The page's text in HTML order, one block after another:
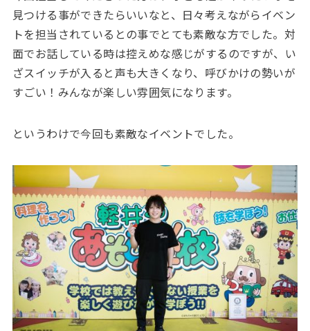
見つける事ができたらいいなと、日々考えながらイベン
トを担当されているとの事でとても素敵な方でした。対
面でお話している時は控えめな感じがするのですが、い
ざスイッチが入ると声も大きくなり、呼びかけの勢いが
すごい！みんなが楽しい雰囲気になります。
というわけで今回も素敵なイベントでした。